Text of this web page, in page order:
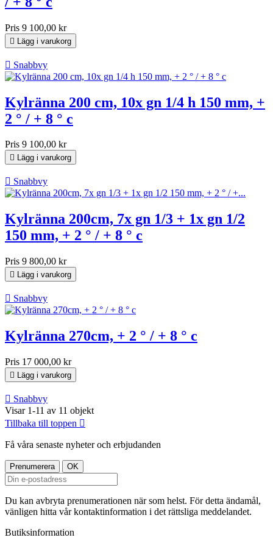
Pris 9 100,00 kr
 Lägg i varukorg
 Snabbvy
Kylränna 200 cm, 10x gn 1/4 h 150 mm, +
2 ° / + 8 ° c
Pris 9 100,00 kr
 Lägg i varukorg
 Snabbvy
Kylränna 200cm, 7x gn 1/3 + 1x gn 1/2
150 mm, + 2 ° / + 8 ° c
Pris 9 800,00 kr
 Lägg i varukorg
 Snabbvy
Kylränna 270cm, + 2 ° / + 8 ° c
Pris 17 000,00 kr
 Lägg i varukorg
 Snabbvy
Visar 1-11 av 11 objekt
Tillbaka till toppen 
Få våra senaste nyheter och erbjudanden
Du kan avbryta prenumerationen när som helst. För detta ändamål,
vänligen hitta vår kontaktinformation i det rättsliga meddelandet.
Butiksinformation